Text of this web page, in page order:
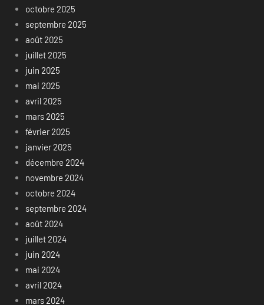
octobre 2025
septembre 2025
août 2025
juillet 2025
juin 2025
mai 2025
avril 2025
mars 2025
février 2025
janvier 2025
décembre 2024
novembre 2024
octobre 2024
septembre 2024
août 2024
juillet 2024
juin 2024
mai 2024
avril 2024
mars 2024